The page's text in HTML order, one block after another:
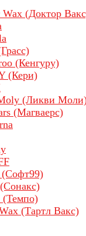
(Доктор
(Кенгуру)
(Кери)
(Ликви
(Магваерс)
(Темпо)
(Тартл Вакс)